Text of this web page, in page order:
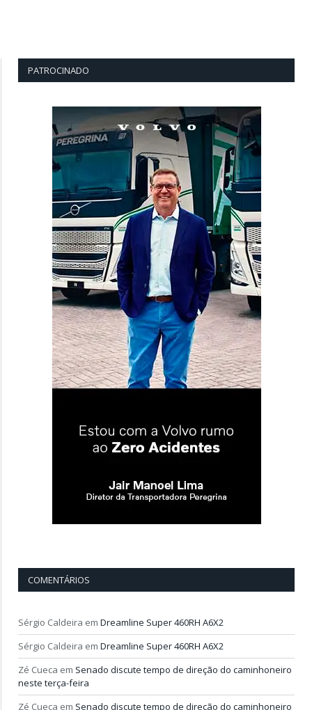
PATROCINADO
COMENTÁRIOS
Sérgio Caldeira em Dreamline Super 460RH A6X2
Sérgio Caldeira em Dreamline Super 460RH A6X2
Zé Cueca em Senado discute tempo de direção do caminhoneiro
neste terça-feira
Zé Cueca em Senado discute tempo de direção do caminhoneiro